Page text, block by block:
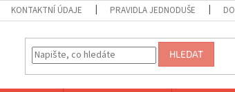
KONTAKTNÍ ÚDAJE PRAVIDLA JEDNODUŠE
HLEDAT